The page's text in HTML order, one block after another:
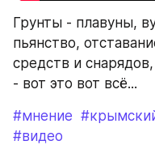
Грунты - плавуны,
пьянство,
средств и
- вот это вот всё...
#мнение
#видео